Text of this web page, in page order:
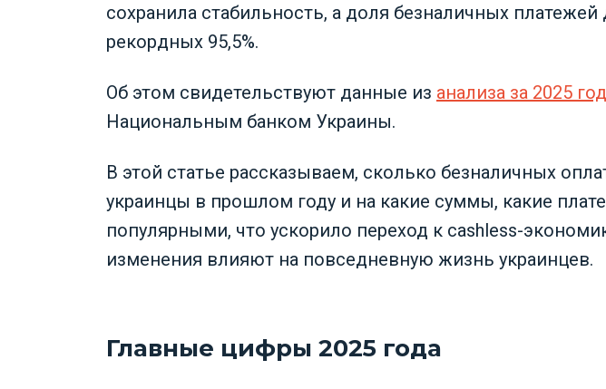
сохранила стабильность, а доля безналичных платежей
рекордных 95,5%.
Об этом свидетельствуют данные из анализа за 2025 год
Национальным банком Украины.
В этой статье рассказываем, сколько безналичных
украинцы в прошлом году и на какие суммы, какие
популярными, что ускорило переход к cashless-
изменения влияют на повседневную жизнь украинцев.
Главные цифры 2025 года